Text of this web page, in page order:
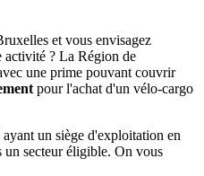
et vous envisagez
activité ? La Région de
une prime pouvant couvrir
pour l'achat d'un vélo-cargo
un siège d'exploitation en
un secteur éligible. On vous